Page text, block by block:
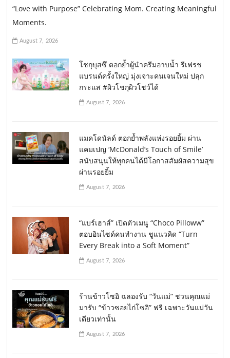
“Love with Purpose” Celebrating Mom. Creating Meaningful
Moments.
August 7, 2026
โชกุบุสซึ ตอกย้ำผู้นำครีมอาบน้ำ รีเฟรช
แบรนด์ครั้งใหญ่ มุ่งเจาะคนเจนใหม่ ปลุก
กระแส #ผิวโชกุผิวโชว์ได้
August 7, 2026
แมคโดนัลด์ ตอกย้ำพลังแห่งรอยยิ้ม ผ่าน
แคมเปญ ‘McDonald’s Touch of Smile’
สนับสนุนให้ทุกคนได้มีโอกาสสัมผัสความสุข
ผ่านรอยยิ้ม
August 7, 2026
“แบร์เฮาส์” เปิดตัวเมนู “Choco Pilloww”
ตอบอินไซด์คนทำงาน ชูแนวคิด “Turn
Every Break into a Soft Moment”
August 7, 2026
ร้านข้าวโซอิ ฉลองรับ “วันแม่” ชวนคุณแม่
มารับ “ข้าวซอยไก่โซอิ” ฟรี เฉพาะวันแม่วัน
เดียวเท่านั้น
August 7, 2026